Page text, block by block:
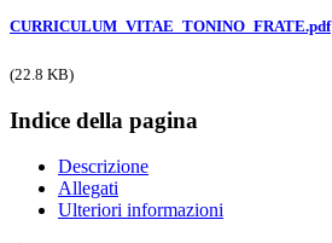
CURRICULUM_VITAE_TONINO_FRATE.pdf
(22.8 KB)
Indice della pagina
Descrizione
Allegati
Ulteriori informazioni